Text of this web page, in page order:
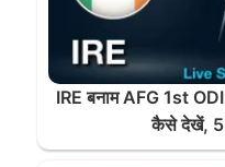
IRE बनाम AFG 1st
कैसे देखें,